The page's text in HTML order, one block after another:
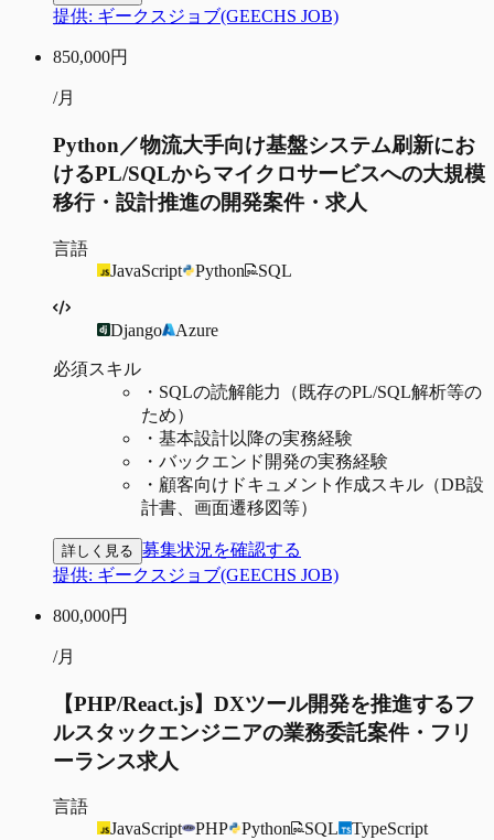
提供: ギークスジョブ(GEECHS JOB)
850,000円
/月
Python／物流大手向け基盤システム刷新にお
けるPL/SQLからマイクロサービスへの大規模
移行・設計推進の開発案件・求人
言語
JavaScript
Python SQL
Django Azure
必須スキル
・ SQLの読解能力（既存のPL/SQL解析等の
ため）
・ 基本設計以降の実務経験
・ バックエンド開発の実務経験
・ 顧客向けドキュメント作成スキル（DB設
計書、画面遷移図等）
詳しく見る 募集状況を確認する
提供: ギークスジョブ(GEECHS JOB)
800,000円
/月
【PHP/React.js】DXツール開発を推進するフ
ルスタックエンジニアの業務委託案件・フリ
ーランス求人
言語
JavaScript
PHP Python SQL TypeScript